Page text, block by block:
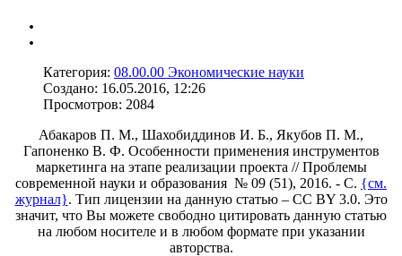
Категория: 08.00.00 Экономические науки
Создано: 16.05.2016, 12:26
Просмотров: 2084
Абакаров П. М., Шахобиддинов И. Б., Якубов П. М.,
Гапоненко В. Ф. Особенности применения инструментов
маркетинга на этапе реализации проекта // Проблемы
современной науки и образования № 09 (51), 2016. - С. {см.
журнал}. Тип лицензии на данную статью – CC BY 3.0. Это
значит, что Вы можете свободно цитировать данную статью
на любом носителе и в любом формате при указании
авторства.